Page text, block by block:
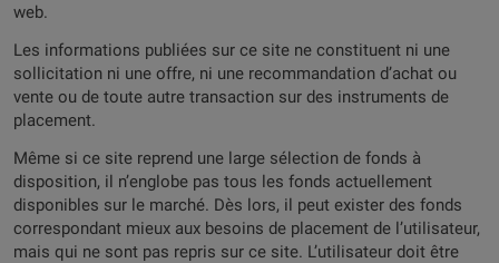
web.
Les informations publiées sur ce site ne constituent ni une
sollicitation ni une offre, ni une recommandation d’achat ou
vente ou de toute autre transaction sur des instruments de
placement.
Même si ce site reprend une large sélection de fonds à
disposition, il n’englobe pas tous les fonds actuellement
disponibles sur le marché. Dès lors, il peut exister des fonds
correspondant mieux aux besoins de placement de l’utilisateur,
mais qui ne sont pas repris sur ce site. L’utilisateur doit être